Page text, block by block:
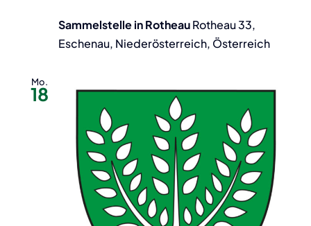
Sammelstelle in RotheauRotheau 33,
Eschenau, Niederösterreich, Österreich
Mo.
18